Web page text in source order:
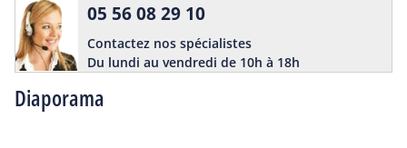
Diaporama
05 56 08 29 10
Contactez nos spécialistes
Du lundi au vendredi de 10h à 18h